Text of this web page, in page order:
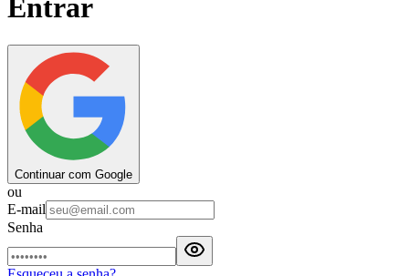
Entrar
Continuar com Google
ou
E-mail
Senha